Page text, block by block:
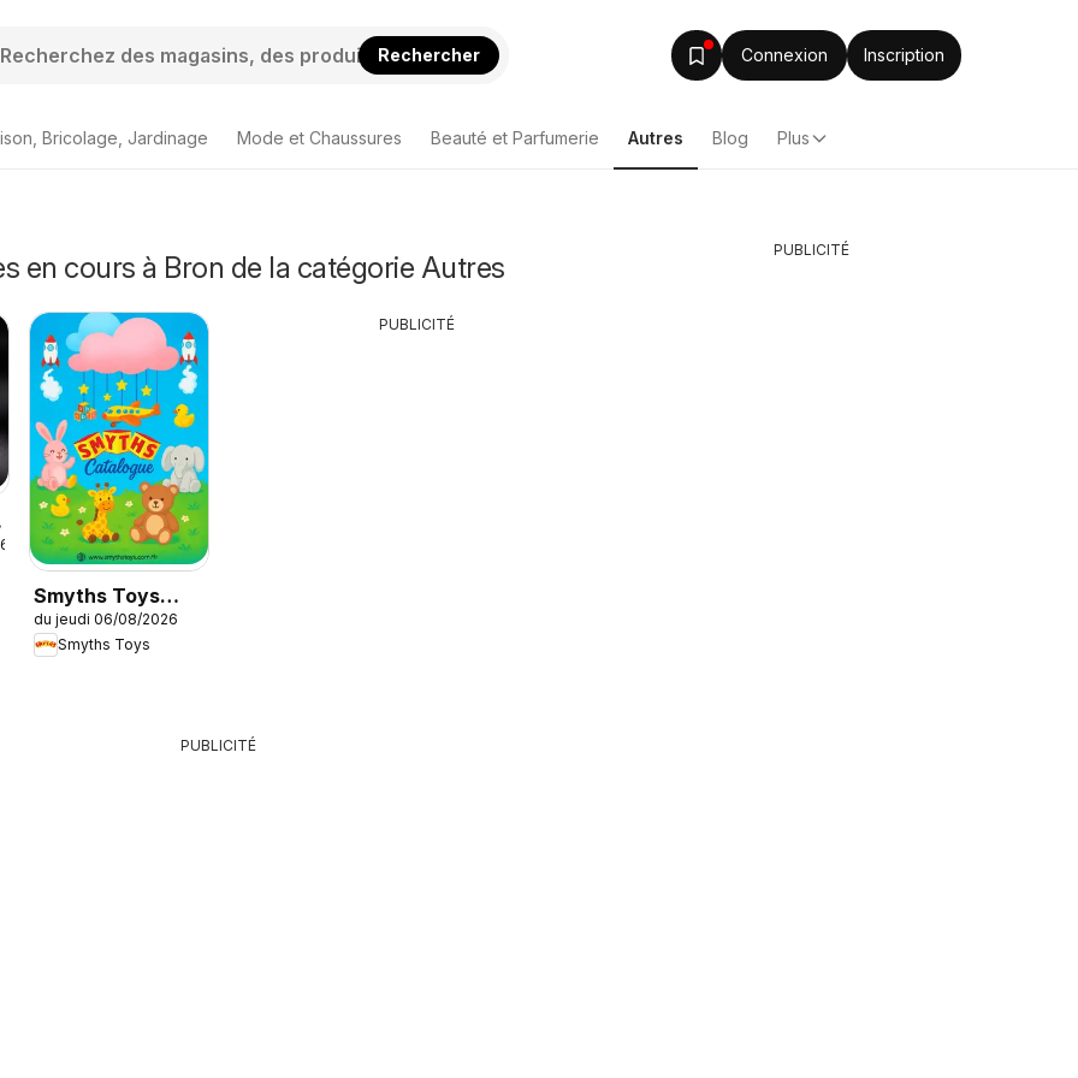
Rechercher Connexion Inscription
Bricolage, Jardinage Mode et Chaussures Beauté et Parfumerie Autres Blog Plus
en cours à Bron de la catégorie Autres
Smyths Toys
catalogue
du jeudi 06/08/2026
Smyths Toys
PUBLICITÉ
PUBLICITÉ
PUBLICITÉ